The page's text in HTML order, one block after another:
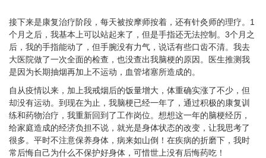
接下来是康复治疗阶段，每天被按摩师按着，还有针灸师的理疗。1
个月之后，我基本上可以站起来了，但是手指还无法控制。3个月之
后，我的手指能动了，但手腕没有力气，说话有些口齿不清。我去
大医院做了一次全面的检查，也没查出我脑梗的原因。医生推测我
是因为长期抽烟再加上不运动，血管堵塞所造成的。
自从疫情以来，加上我戒烟后的饭量增大，体重确实涨了不少，但
却没有运动。到现在为止，我脑梗已经一年了，通过积极的康复训
练和药物治疗，我重新回到了工作岗位。想想这一年的脑梗经历，
给家庭造成的经济负担不说，就光是身体状态的改变，让我思考了
很多。平时不注意保养身体，病来如山倒！在疾病的折磨下，我时
常后悔自己为什么不保护好身体，可惜世上没有后悔药吃！